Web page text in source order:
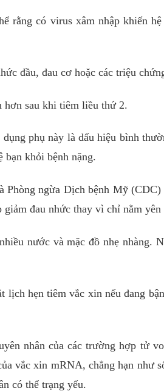
rằng có virus xâm nhập khiến
đầu, đau cơ hoặc các triệu
sau khi tiêm liều thứ 2.
phụ này là dấu hiệu bình
bạn khỏi bệnh nặng.
ngừa Dịch bệnh Mỹ
đau nhức thay vì chỉ nằm yên
nước và mặc đồ nhẹ nhàng.
lịch hẹn tiêm vắc xin nếu đang
nhân của các trường hợp tử
vắc xin mRNA, chẳng hạn như
có thể trạng yếu.